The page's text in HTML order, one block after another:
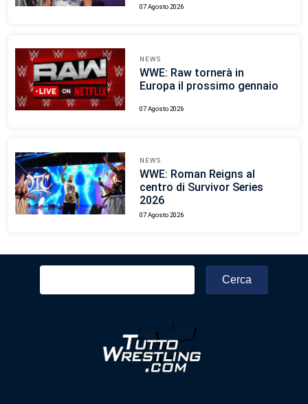
07 Agosto 2026
NEWS
WWE: Raw tornerà in
Europa il prossimo gennaio
07 Agosto 2026
NEWS
WWE: Roman Reigns al
centro di Survivor Series
2026
07 Agosto 2026
Ricerca